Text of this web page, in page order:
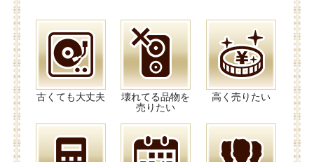
古くても大丈夫
壊れてる品物を
売りたい
高く売りたい